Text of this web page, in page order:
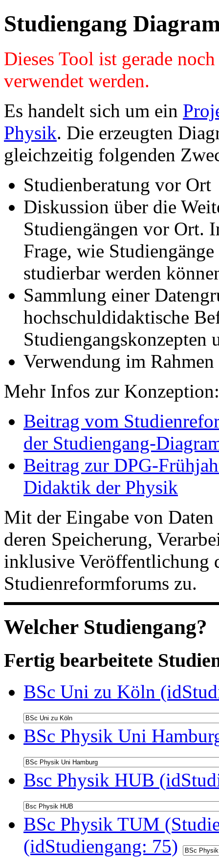
Studiengang
Dieses Tool ist gerade
verwendet werden.
Es handelt sich um ein
Physik. Die erzeugten
gleichzeitig folgenden
Studienberatung vor Ort
Diskussion über die
Studiengängen vor Ort.
Frage, wie
studierbar werden
Sammlung einer
hochschuldidaktische
Studiengangskonzepten
Verwendung im
Mehr Infos zur Konzeption:
Beitrag vom
der Studiengang-
Beitrag zur DPG-
Didaktik der Physik
Mit der Eingabe von Daten
deren Speicherung,
inklusive Veröffentlichung
Studienreformforums zu.
Welcher Studiengang?
Fertig bearbeitete
BSc Uni zu Köln
BSc Physik Uni
Bsc Physik HUB
BSc Physik TUM
(idStudiengang: 75)